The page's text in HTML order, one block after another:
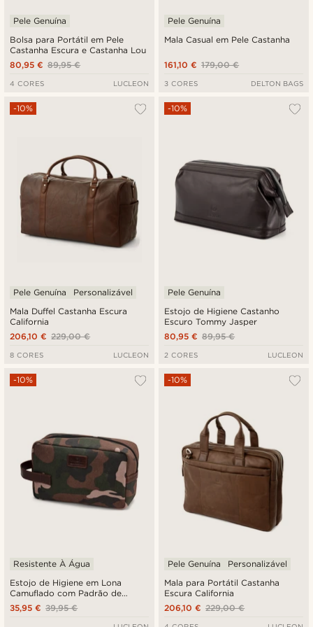
Bolsa para Portátil em Pele
Castanha Escura e Castanha Lou
Pele Genuína
89,95 €
80,95 €
4 CORES LUCLEON
Mala Casual em Pele Castanha
Pele Genuína
179,00 €
161,10 €
3 CORES DELTON BAGS
Mala Duffel Castanha Escura
California
-10%
Pele Genuína Personalizável
229,00 €
206,10 €
8 CORES LUCLEON
Estojo de Higiene Castanho
Escuro Tommy Jasper
-10%
Pele Genuína
89,95 €
80,95 €
2 CORES LUCLEON
Estojo de Higiene em Lona
Camuflado com Padrão de
Folhas e Pele de Búfalo
-10%
Resistente À Água
39,95 €
35,95 €
Mala para Portátil Castanha
Escura California
-10%
Pele Genuína Personalizável
229,00 €
206,10 €